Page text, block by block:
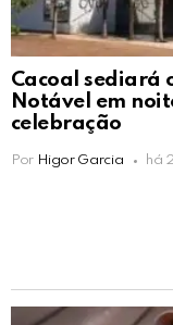
Cacoal sediará
Notável em
celebração
Por Higor Garcia há